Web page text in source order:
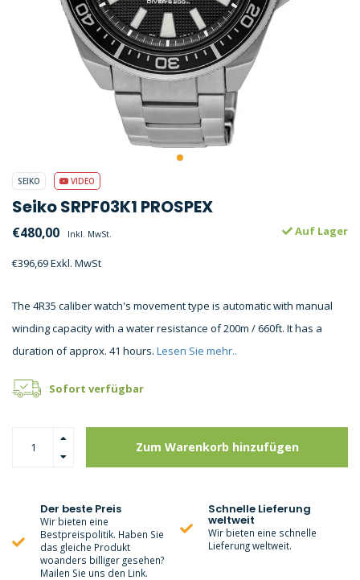
SEIKO VIDEO
Seiko SRPF03K1 PROSPEX
€480,00 Inkl. MwSt.
€396,69 Exkl. MwSt
Auf Lager
The 4R35 caliber watch's movement type is automatic with manual
winding capacity with a water resistance of 200m / 660ft. It has a
duration of approx. 41 hours. Lesen Sie mehr..
Sofort verfügbar
Zum Warenkorb hinzufügen
Der beste Preis
Wir bieten eine
Bestpreispolitik. Haben Sie
das gleiche Produkt
woanders billiger gesehen?
Mailen Sie uns den Link.
Schnelle Lieferung
weltweit
Wir bieten eine schnelle
Lieferung weltweit.